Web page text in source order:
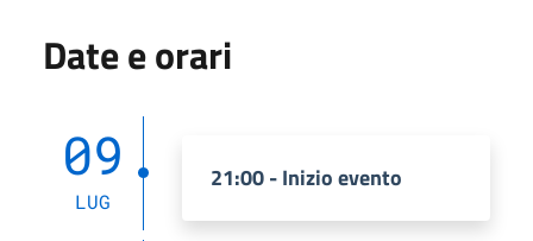
Date e orari
09
LUG
21:00 - Inizio evento